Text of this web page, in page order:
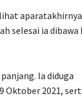
aparatakhirnya
selesai ia dibawa
Ia diduga
Oktober 2021,